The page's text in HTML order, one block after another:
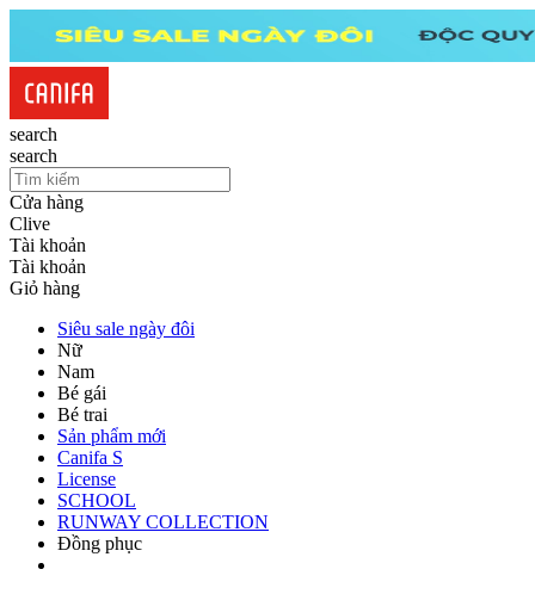
search
search
Cửa hàng
Clive
Tài khoản
Tài khoản
Giỏ hàng
Siêu sale ngày đôi
Nữ
Nam
Bé gái
Bé trai
Sản phẩm mới
Canifa S
License
SCHOOL
RUNWAY COLLECTION
Đồng phục